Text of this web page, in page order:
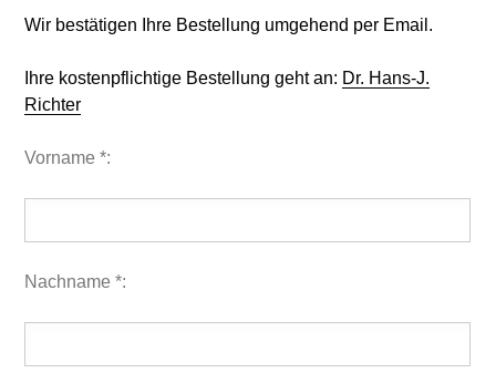
Wir bestätigen Ihre Bestellung umgehend per Email.
Ihre kostenpflichtige Bestellung geht an: Dr. Hans-J.
Richter
Vorname *:
Nachname *: